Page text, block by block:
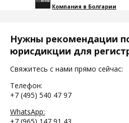
Компания в Болгарии
Нужны рекомендации
юрисдикции для
Свяжитесь с нами прямо сейчас:
Телефон:
+7 (495) 540 47 97
WhatsApp: